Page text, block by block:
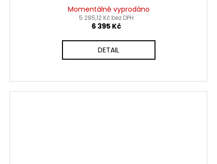
Momentálně vyprodáno
5 285,12 Kč bez DPH
6 395 Kč
DETAIL